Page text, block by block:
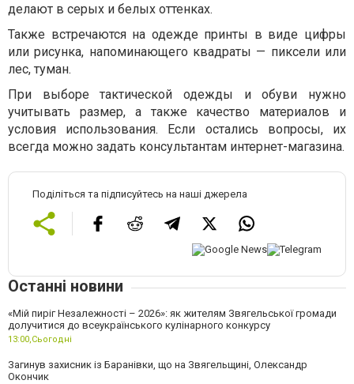
делают в серых и белых оттенках.
Также встречаются на одежде принты в виде цифры
или рисунка, напоминающего квадраты — пиксели или
лес, туман.
При выборе тактической одежды и обуви нужно
учитывать размер, а также качество материалов и
условия использования. Если остались вопросы, их
всегда можно задать консультантам интернет-магазина.
Поділіться та підписуйтесь на наші джерела
Останні новини
«Мій пиріг Незалежності – 2026»: як жителям Звягельської громади
долучитися до всеукраїнського кулінарного конкурсу
13:00,Сьогодні
Загинув захисник із Баранівки, що на Звягельщині, Олександр
Окончик